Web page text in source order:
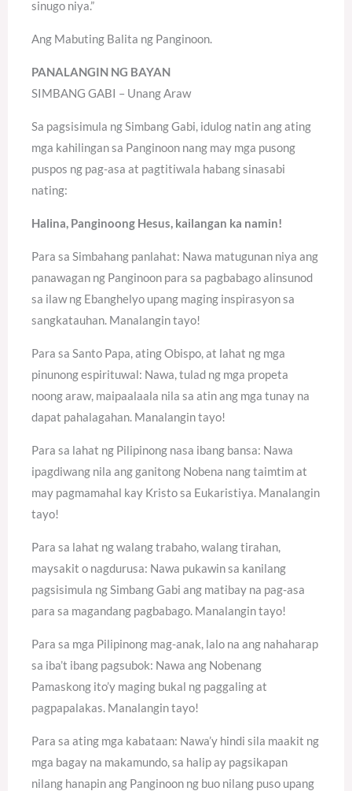
sinugo niya.”
Ang Mabuting Balita ng Panginoon.
PANALANGIN NG BAYAN
SIMBANG GABI – Unang Araw
Sa pagsisimula ng Simbang Gabi, idulog natin ang ating
mga kahilingan sa Panginoon nang may mga pusong
puspos ng pag-asa at pagtitiwala habang sinasabi
nating:
Halina, Panginoong Hesus, kailangan ka namin!
Para sa Simbahang panlahat: Nawa matugunan niya ang
panawagan ng Panginoon para sa pagbabago alinsunod
sa ilaw ng Ebanghelyo upang maging inspirasyon sa
sangkatauhan. Manalangin tayo!
Para sa Santo Papa, ating Obispo, at lahat ng mga
pinunong espirituwal: Nawa, tulad ng mga propeta
noong araw, maipaalaala nila sa atin ang mga tunay na
dapat pahalagahan. Manalangin tayo!
Para sa lahat ng Pilipinong nasa ibang bansa: Nawa
ipagdiwang nila ang ganitong Nobena nang taimtim at
may pagmamahal kay Kristo sa Eukaristiya. Manalangin
tayo!
Para sa lahat ng walang trabaho, walang tirahan,
maysakit o nagdurusa: Nawa pukawin sa kanilang
pagsisimula ng Simbang Gabi ang matibay na pag-asa
para sa magandang pagbabago. Manalangin tayo!
Para sa mga Pilipinong mag-anak, lalo na ang nahaharap
sa iba’t ibang pagsubok: Nawa ang Nobenang
Pamaskong ito’y maging bukal ng paggaling at
pagpapalakas. Manalangin tayo!
Para sa ating mga kabataan: Nawa’y hindi sila maakit ng
mga bagay na makamundo, sa halip ay pagsikapan
nilang hanapin ang Panginoon ng buo nilang puso upang